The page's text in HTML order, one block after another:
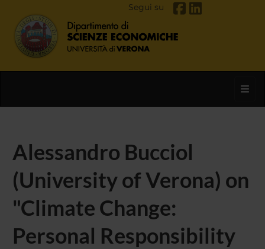
Segui su
Alessandro Bucciol
(University of Verona) on
"Climate Change:
Personal Responsibility